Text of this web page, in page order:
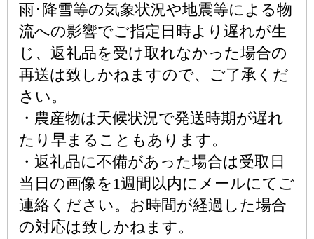
雨･降雪等の気象状況や地震等による物
流への影響でご指定日時より遅れが生
じ、返礼品を受け取れなかった場合の
再送は致しかねますので、ご了承くだ
さい。
・農産物は天候状況で発送時期が遅れ
たり早まることもあります。
・返礼品に不備があった場合は受取日
当日の画像を1週間以内にメールにてご
連絡ください。お時間が経過した場合
の対応は致しかねます。